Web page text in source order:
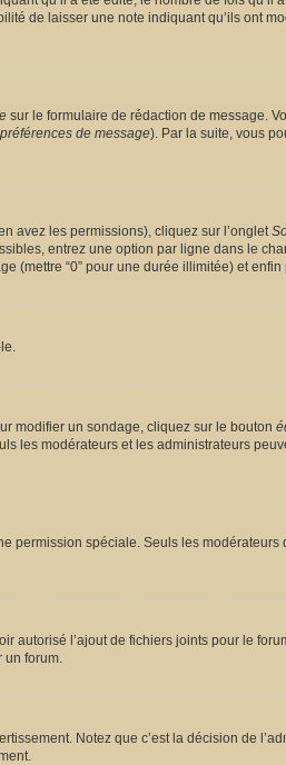
de laisser une note indiquant qu’ils ont
sur le formulaire de rédaction de message.
de message). Par la suite, vous
avez les permissions), cliquez sur l’onglet
entrez une option par ligne dans le
(mettre “0” pour une durée illimitée) et
modifier un sondage, cliquez sur le bouton
les modérateurs et les administrateurs
permission spéciale. Seuls les
autorisé l’ajout de fichiers joints pour le
un forum.
Notez que c’est la décision de